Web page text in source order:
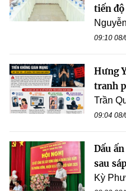
tiến
09:10
Hưng
tranh
Trần
09:04
Dấu
sau
Kỳ